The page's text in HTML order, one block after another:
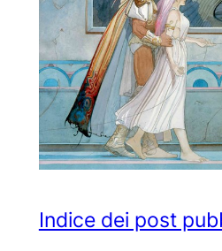
Indice dei post